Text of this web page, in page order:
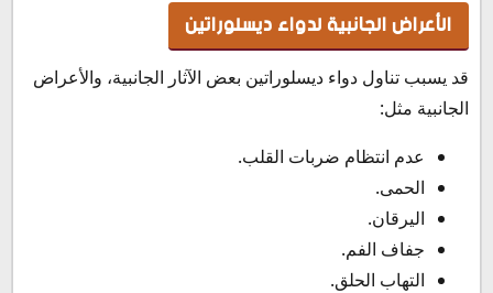
الأعراض الجانبية لدواء ديسلوراتين
قد يسبب تناول دواء ديسلوراتين بعض الآثار الجانبية، والأعراض
الجانبية مثل:
عدم انتظام ضربات القلب.
الحمى.
اليرقان.
جفاف الفم.
التهاب الحلق.